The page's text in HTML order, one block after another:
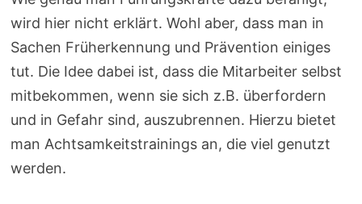
wird hier nicht erklärt. Wohl aber, dass man in
Sachen Früherkennung und Prävention einiges
tut. Die Idee dabei ist, dass die Mitarbeiter selbst
mitbekommen, wenn sie sich z.B. überfordern
und in Gefahr sind, auszubrennen. Hierzu bietet
man Achtsamkeitstrainings an, die viel genutzt
werden.